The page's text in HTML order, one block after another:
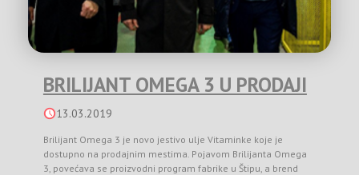
BRILIJANT OMEGA 3 U PRODAJI
13.03.2019
Brilijant Omega 3 je novo jestivo ulje Vitaminke koje je
dostupno na prodajnim mestima. Pojavom Brilijanta Omega
3, povećava se proizvodni program fabrike u Štipu, a brend